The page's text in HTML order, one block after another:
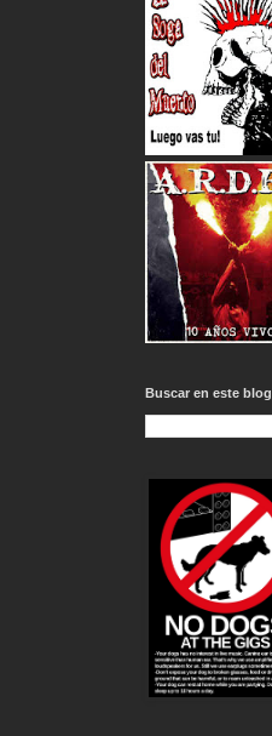
Buscar en este blog